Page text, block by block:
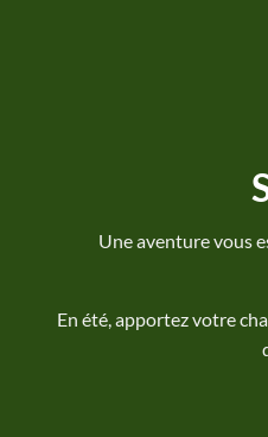
Une aventure vous
En été, apportez votre